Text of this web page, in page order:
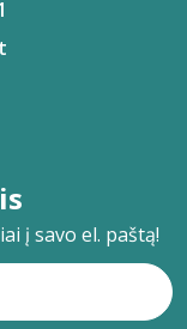
į savo el. paštą!